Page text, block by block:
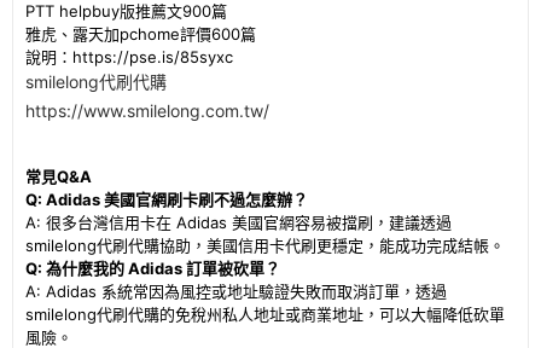
PTT helpbuy版推薦文900篇
雅虎、露天加pchome評價600篇
說明： https://pse.is/85syxc
smilelong代刷代購
https://www.smilelong.com.tw/
常見Q&A
Q: Adidas 美國官網刷卡刷不過怎麼辦？
A: 很多台灣信用卡在 Adidas 美國官網容易被擋刷，建議透過
smilelong代刷代購協助，美國信用卡代刷更穩定，能成功完成結帳。
Q: 為什麼我的 Adidas 訂單被砍單？
A: Adidas 系統常因為風控或地址驗證失敗而取消訂單，透過
smilelong代刷代購的免稅州私人地址或商業地址，可以大幅降低砍單
風險。